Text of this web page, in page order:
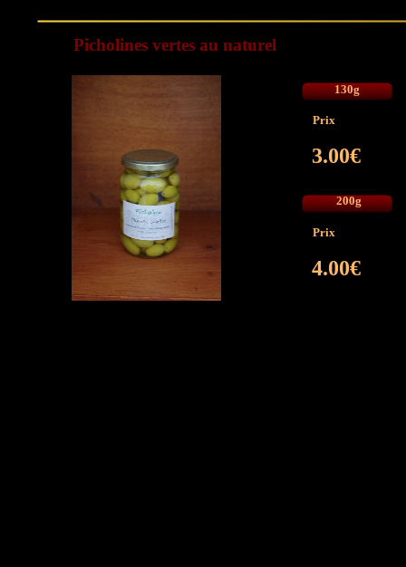
4.00€
Prix
200g
3.00€
Prix
130g
Picholines vertes au naturel